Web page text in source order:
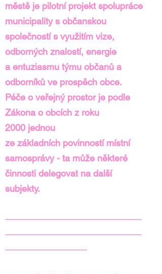
městě je pilotní projekt spolupráce
municipality s občanskou
společností s využitím vize,
odborných znalostí, energie
a entuziasmu týmu občanů a
odborníků ve prospěch obce.
Péče o veřejný prostor je podle
Zákona o obcích z roku
2000 jednou
ze základních povinností místní
samosprávy - ta může některé
činnosti delegovat na další
subjekty.
———————————————
———————————————
—————————